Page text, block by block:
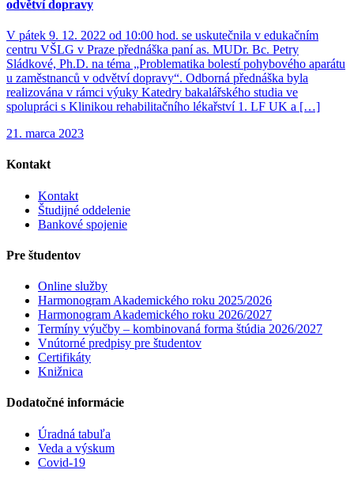
odvětví dopravy
V pátek 9. 12. 2022 od 10:00 hod. se uskutečnila v edukačním
centru VŠLG v Praze přednáška paní as. MUDr. Bc. Petry
Sládkové, Ph.D. na téma „Problematika bolestí pohybového aparátu
u zaměstnanců v odvětví dopravy“. Odborná přednáška byla
realizována v rámci výuky Katedry bakalářského studia ve
spolupráci s Klinikou rehabilitačního lékařství 1. LF UK a […]
21. marca 2023
Kontakt
Kontakt
Študijné oddelenie
Bankové spojenie
Pre študentov
Online služby
Harmonogram Akademického roku 2025/2026
Harmonogram Akademického roku 2026/2027
Termíny výučby – kombinovaná forma štúdia 2026/2027
Vnútorné predpisy pre študentov
Certifikáty
Knižnica
Dodatočné informácie
Úradná tabuľa
Veda a výskum
Covid-19